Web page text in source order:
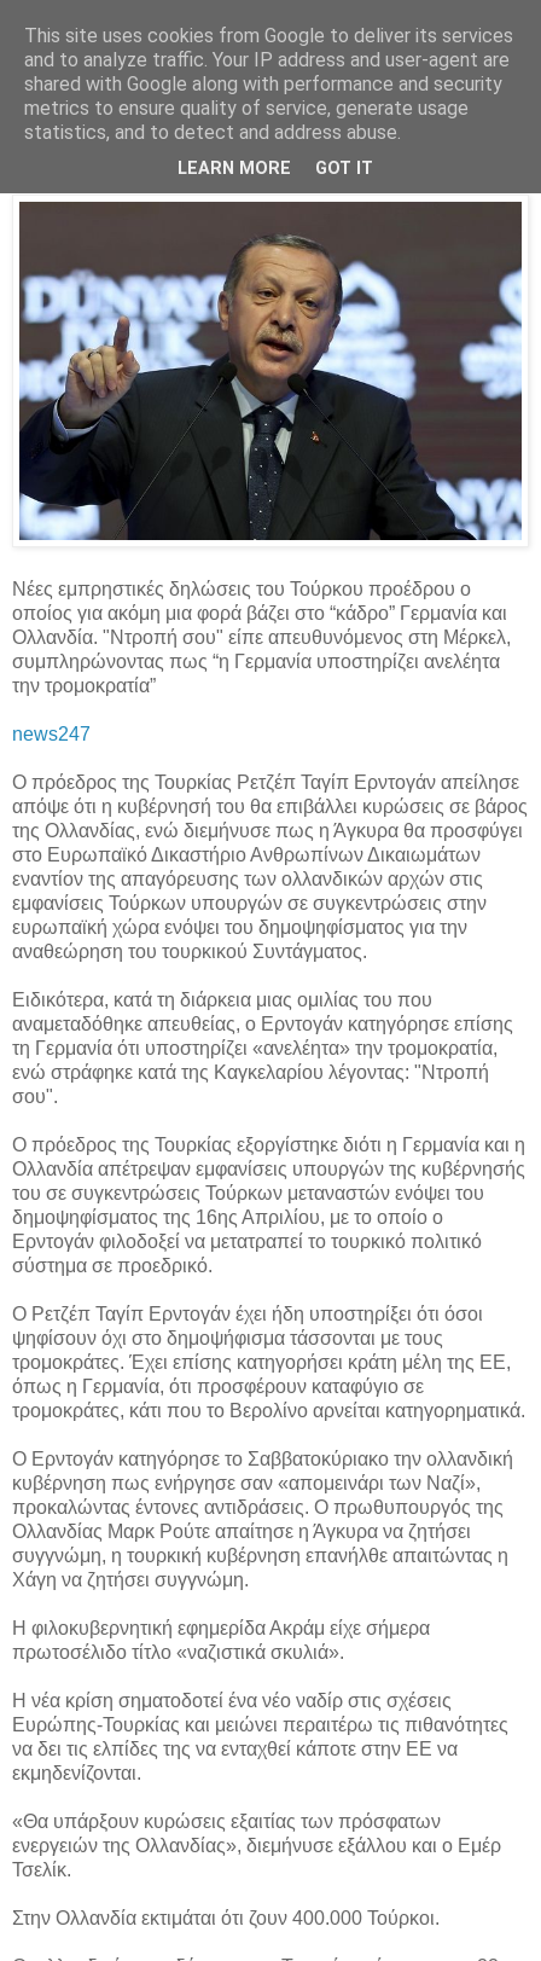
Parakato.gr
Επίθεση Ερντογάν σε Μέρκελ
Νέες εμπρηστικές δηλώσεις του Τούρκου προέδρου ο
οποίος για ακόμη μια φορά βάζει στο “κάδρο” Γερμανία και
Ολλανδία. "Ντροπή σου" είπε απευθυνόμενος στη Μέρκελ,
συμπληρώνοντας πως “η Γερμανία υποστηρίζει ανελέητα
την τρομοκρατία”
news247
Ο πρόεδρος της Τουρκίας Ρετζέπ Ταγίπ Ερντογάν απείλησε
απόψε ότι η κυβέρνησή του θα επιβάλλει κυρώσεις σε βάρος
της Ολλανδίας, ενώ διεμήνυσε πως η Άγκυρα θα προσφύγει
στο Ευρωπαϊκό Δικαστήριο Ανθρωπίνων Δικαιωμάτων
εναντίον της απαγόρευσης των ολλανδικών αρχών στις
εμφανίσεις Τούρκων υπουργών σε συγκεντρώσεις στην
ευρωπαϊκή χώρα ενόψει του δημοψηφίσματος για την
αναθεώρηση του τουρκικού Συντάγματος.
Ειδικότερα, κατά τη διάρκεια μιας ομιλίας του που
αναμεταδόθηκε απευθείας, ο Ερντογάν κατηγόρησε επίσης
τη Γερμανία ότι υποστηρίζει «ανελέητα» την τρομοκρατία,
ενώ στράφηκε κατά της Καγκελαρίου λέγοντας: "Ντροπή
σου".
Ο πρόεδρος της Τουρκίας εξοργίστηκε διότι η Γερμανία και η
Ολλανδία απέτρεψαν εμφανίσεις υπουργών της κυβέρνησής
του σε συγκεντρώσεις Τούρκων μεταναστών ενόψει του
δημοψηφίσματος της 16ης Απριλίου, με το οποίο ο
Ερντογάν φιλοδοξεί να μετατραπεί το τουρκικό πολιτικό
σύστημα σε προεδρικό.
Ο Ρετζέπ Ταγίπ Ερντογάν έχει ήδη υποστηρίξει ότι όσοι
ψηφίσουν όχι στο δημοψήφισμα τάσσονται με τους
τρομοκράτες. Έχει επίσης κατηγορήσει κράτη μέλη της ΕΕ,
όπως η Γερμανία, ότι προσφέρουν καταφύγιο σε
τρομοκράτες, κάτι που το Βερολίνο αρνείται κατηγορηματικά.
Ο Ερντογάν κατηγόρησε το Σαββατοκύριακο την ολλανδική
κυβέρνηση πως ενήργησε σαν «απομεινάρι των Ναζί»,
προκαλώντας έντονες αντιδράσεις. Ο πρωθυπουργός της
Ολλανδίας Μαρκ Ρούτε απαίτησε η Άγκυρα να ζητήσει
συγγνώμη, η τουρκική κυβέρνηση επανήλθε απαιτώντας η
Χάγη να ζητήσει συγγνώμη.
Η φιλοκυβερνητική εφημερίδα Ακράμ είχε σήμερα
πρωτοσέλιδο τίτλο «ναζιστικά σκυλιά».
Η νέα κρίση σηματοδοτεί ένα νέο ναδίρ στις σχέσεις
Ευρώπης-Τουρκίας και μειώνει περαιτέρω τις πιθανότητες
να δει τις ελπίδες της να ενταχθεί κάποτε στην ΕΕ να
εκμηδενίζονται.
«Θα υπάρξουν κυρώσεις εξαιτίας των πρόσφατων
ενεργειών της Ολλανδίας», διεμήνυσε εξάλλου και ο Εμέρ
Τσελίκ.
Στην Ολλανδία εκτιμάται ότι ζουν 400.000 Τούρκοι.
This site uses cookies from Google to deliver its services
and to analyze traffic. Your IP address and user-agent are
shared with Google along with performance and security
metrics to ensure quality of service, generate usage
statistics, and to detect and address abuse.
LEARN MORE GOT IT